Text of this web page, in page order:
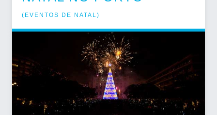
( EVENTOS DE NATAL)